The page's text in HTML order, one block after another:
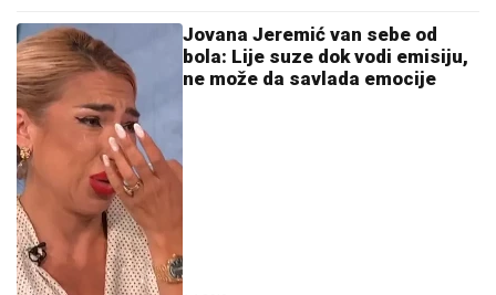
Jovana Jeremić van sebe od
bola: Lije suze dok vodi emisiju,
ne može da savlada emocije